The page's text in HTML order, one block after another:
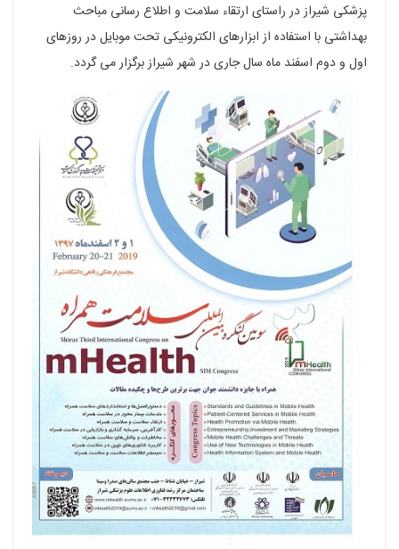
در
فیسبوک
در
گوگل
در
تلگرام
در
توییتر
در
لینکدین
پزشکی شیراز در راستای ارتقاء سلامت و اطلاع رسانی مباحث
بهداشتی با استفاده از ابزارهای الکترونیکی تحت موبایل در روزهای
اول و دوم اسفند ماه سال جاری در شهر شیراز برگزار می گردد.